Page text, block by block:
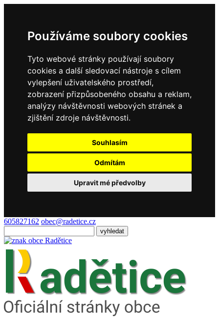
Používáme soubory cookies
Tyto webové stránky používají soubory
cookies a další sledovací nástroje s cílem
vylepšení uživatelského prostředí,
zobrazení přizpůsobeného obsahu a reklam,
analýzy návštěvnosti webových stránek a
zjištění zdroje návštěvnosti.
Souhlasím
Odmítám
Upravit mé předvolby
605827162 obec@radetice.cz